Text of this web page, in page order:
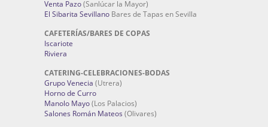
Venta Pazo(Sanlúcar la Mayor)
El Sibarita Sevillano Bares de Tapas en Sevilla
CAFETERÍAS/BARES DE COPAS
Iscariote
Riviera
CATERING-CELEBRACIONES-BODAS
Grupo Venecia (Utrera)
Horno de Curro
Manolo Mayo(Los Palacios)
Salones Román Mateos (Olivares)